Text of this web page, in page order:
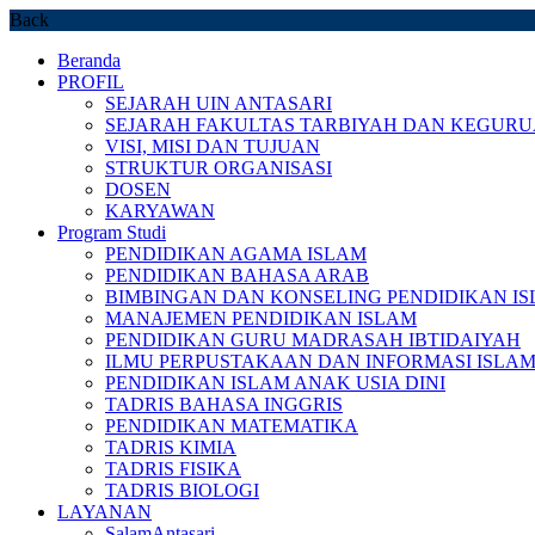
Back
Beranda
PROFIL
SEJARAH UIN ANTASARI
SEJARAH FAKULTAS TARBIYAH DAN
VISI, MISI DAN TUJUAN
STRUKTUR ORGANISASI
DOSEN
KARYAWAN
Program Studi
PENDIDIKAN AGAMA ISLAM
PENDIDIKAN BAHASA ARAB
BIMBINGAN DAN KONSELING PENDIDIKAN
MANAJEMEN PENDIDIKAN ISLAM
PENDIDIKAN GURU MADRASAH IBTIDAIYAH
ILMU PERPUSTAKAAN DAN INFORMASI ISLAM
PENDIDIKAN ISLAM ANAK USIA DINI
TADRIS BAHASA INGGRIS
PENDIDIKAN MATEMATIKA
TADRIS KIMIA
TADRIS FISIKA
TADRIS BIOLOGI
LAYANAN